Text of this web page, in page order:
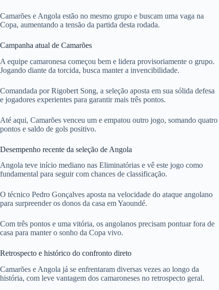
Camarões e Angola estão no mesmo grupo e buscam uma vaga na
Copa, aumentando a tensão da partida desta rodada.
Campanha atual de Camarões
A equipe camaronesa começou bem e lidera provisoriamente o grupo.
Jogando diante da torcida, busca manter a invencibilidade.
Comandada por Rigobert Song, a seleção aposta em sua sólida defesa
e jogadores experientes para garantir mais três pontos.
Até aqui, Camarões venceu um e empatou outro jogo, somando quatro
pontos e saldo de gols positivo.
Desempenho recente da seleção de Angola
Angola teve início mediano nas Eliminatórias e vê este jogo como
fundamental para seguir com chances de classificação.
O técnico Pedro Gonçalves aposta na velocidade do ataque angolano
para surpreender os donos da casa em Yaoundé.
Com três pontos e uma vitória, os angolanos precisam pontuar fora de
casa para manter o sonho da Copa vivo.
Retrospecto e histórico do confronto direto
Camarões e Angola já se enfrentaram diversas vezes ao longo da
história, com leve vantagem dos camaroneses no retrospecto geral.